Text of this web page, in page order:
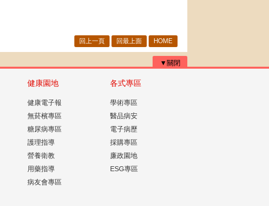
回上一頁 回最上面 HOME
▼關閉
健康園地
健康電子報
無菸檳專區
糖尿病專區
護理指導
營養衛教
用藥指導
病友會專區
各式專區
學術專區
醫品病安
電子病歷
採購專區
廉政園地
ESG專區